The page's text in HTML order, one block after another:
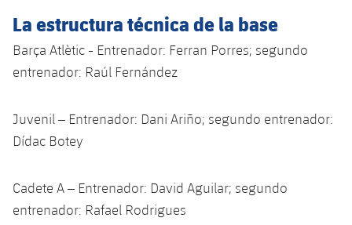
Accesibilidad
Instalaciones
SUB8 B
Historia
Fotos
Infantil A
Infantil B
Entradas
Resultados
Jugadors
Fotos
Calendario
Resultados
Jugadores
Clasificaciones
Juvenil
Cadete
Alevín
Primer equipo
plusicon
más
Calendario
Actualidad
Base
plusicon
más
La estructura técnica de la base
Barça Atlètic - Entrenador: Ferran Porres; segundo
entrenador: Raúl Fernández
Juvenil – Entrenador: Dani Ariño; segundo entrenador:
Dídac Botey
Cadete A – Entrenador: David Aguilar; segundo
entrenador: Rafael Rodrigues